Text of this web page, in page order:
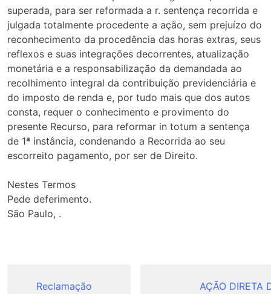
superada, para ser reformada a r. sentença recorrida e
julgada totalmente procedente a ação, sem prejuízo do
reconhecimento da procedência das horas extras, seus
reflexos e suas integrações decorrentes, atualização
monetária e a responsabilização da demandada ao
recolhimento integral da contribuição previdenciária e
do imposto de renda e, por tudo mais que dos autos
consta, requer o conhecimento e provimento do
presente Recurso, para reformar in totum a sentença
de 1ª instância, condenando a Recorrida ao seu
escorreito pagamento, por ser de Direito.
Nestes Termos
Pede deferimento.
São Paulo, .
Reclamação
AÇÃO DIRETA